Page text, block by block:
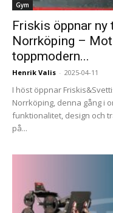
Gym
Friskis öppnar ny
Norrköping –
toppmodern...
Henrik Valis - 2025-04-11
I höst öppnar
Norrköping, denna gång i
funktionalitet, design och
på...